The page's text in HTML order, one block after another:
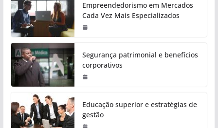
Empreendedorismo em Mercados
Cada Vez Mais Especializados
Segurança patrimonial e benefícios
corporativos
Educação superior e estratégias de
gestão